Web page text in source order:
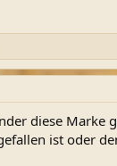
diese Marke
ist oder